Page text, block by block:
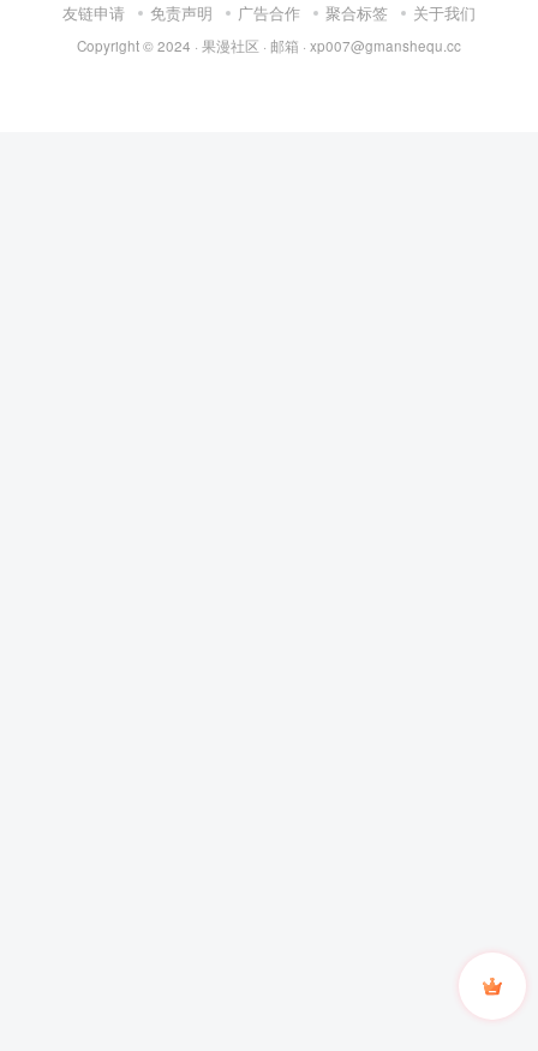
友链申请 免责声明 广告合作 聚合标签 关于我们
Copyright © 2024 · 果漫社区 · 邮箱 · xp007@gmanshequ.cc